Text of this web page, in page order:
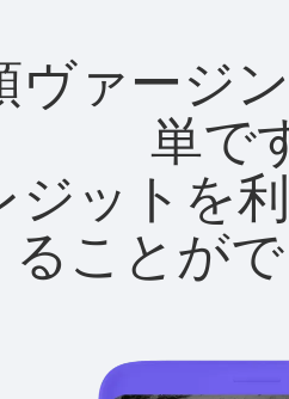
ァージ
単で
ットを
ることがで